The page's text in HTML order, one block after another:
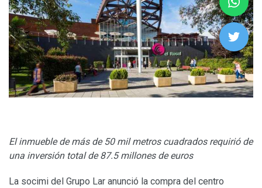
El inmueble de más de 50 mil metros cuadrados requirió de
una inversión total de 87.5 millones de euros
La socimi del Grupo Lar anunció la compra del centro